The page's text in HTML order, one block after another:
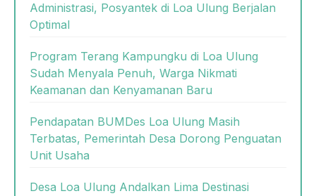
Administrasi, Posyantek di Loa Ulung Berjalan
Optimal
Program Terang Kampungku di Loa Ulung
Sudah Menyala Penuh, Warga Nikmati
Keamanan dan Kenyamanan Baru
Pendapatan BUMDes Loa Ulung Masih
Terbatas, Pemerintah Desa Dorong Penguatan
Unit Usaha
Desa Loa Ulung Andalkan Lima Destinasi